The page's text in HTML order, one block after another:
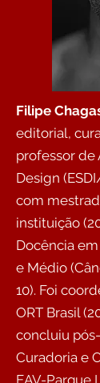
Filipe
editorial,
professor de
Design
com
instituição
Docência
e Médio
10). Foi
ORT Brasil
concluiu
Curadoria e
EAV-